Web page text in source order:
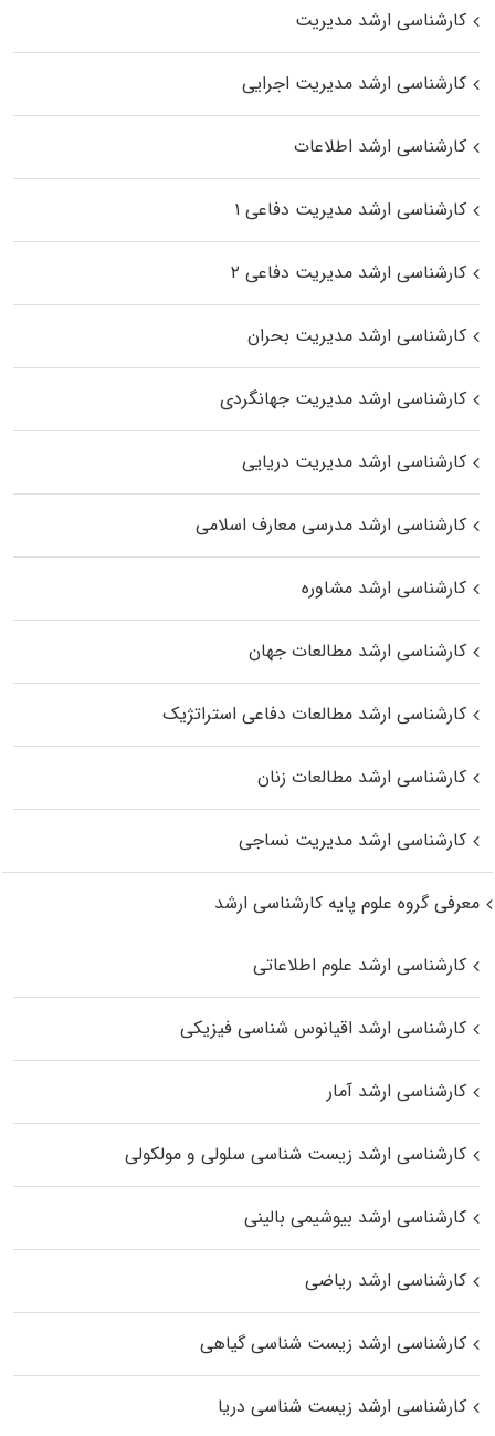
کارشناسی ارشد مدیریت
کارشناسی ارشد مدیریت اجرایی
کارشناسی ارشد اطلاعات
کارشناسی ارشد مدیریت دفاعی ۱
کارشناسی ارشد مدیریت دفاعی ۲
کارشناسی ارشد مدیریت بحران
کارشناسی ارشد مدیریت جهانگردی
کارشناسی ارشد مدیریت دریایی
کارشناسی ارشد مدرسی معارف اسلامی
کارشناسی ارشد مشاوره
کارشناسی ارشد مطالعات جهان
کارشناسی ارشد مطالعات دفاعی استراتژیک
کارشناسی ارشد مطالعات زنان
کارشناسی ارشد مدیریت نساجی
معرفی گروه علوم پایه کارشناسی ارشد
کارشناسی ارشد علوم اطلاعاتی
کارشناسی ارشد اقیانوس‌ شناسی فیزیکی
کارشناسی ارشد آمار
کارشناسی ارشد زیست شناسی سلولی و مولکولی
کارشناسی ارشد بیوشیمی بالینی
کارشناسی ارشد ریاضی
کارشناسی ارشد زیست‌ شناسی گیاهی
کارشناسی ارشد زیست‌ شناسی دریا